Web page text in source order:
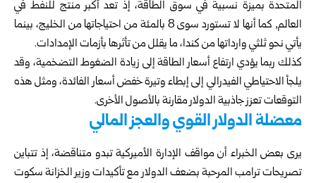
المتحدة بميزة نسبية في سوق الطاقة، إذ تعد أكبر منتج للنفط في
العالم, كما أنها لا تستورد سوى 8 بالمئة من احتياجاتها من الخليج، بينما
يأتي نحو ثلثي وارداتها من كندا، ما يقلل من تأثرها بأزمات الإمدادات.
كذلك ربما يؤدي ارتفاع أسعار الطاقة إلى زيادة الضغوط التضخمية، وقد
يلجأ الاحتياطي الفيدرالي إلى إبطاء وتيرة خفض أسعار الفائدة، ومثل هذه
التوقعات تعزز جاذبية الدولار مقارنة بالأصول الأخرى.
معضلة الدولار القوي والعجز المالي
يرى بعض الخبراء أن مواقف الإدارة الأميركية تبدو متناقضة، إذ تتباين
تصريحات ترامب المرحبة بضعف الدولار مع تأكيدات وزير الخزانة سكوت